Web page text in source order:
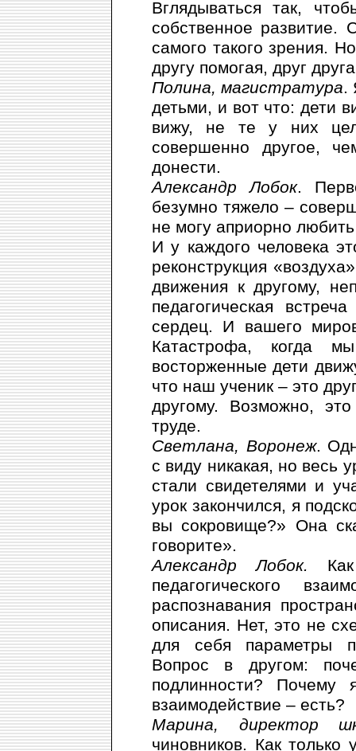
Вглядываться так,
собственное развитие.
самого такого зрения.
другу помогая, друг
Полина, магистратура.
детьми, и вот что: дети
вижу, не те у них
совершенно другое,
донести.
Александр Лобок.
безумно тяжело –
не могу априорно
И у каждого человека
реконструкция
движения к другому,
педагогическая
сердец. И вашего
Катастрофа, когда
восторженные дети
что наш ученик – это
другому. Возможно,
труде.
Светлана, Воронеж.
с виду никакая, но весь
стали свидетелями и
урок закончился, я
вы сокровище?» Она
говорите».
Александр Лобок. Как
педагогического
распознавания
описания. Нет, это не
для себя параметры
Вопрос в другом:
подлинности? Почему
взаимодействие – есть?
Марина, директор
чиновников. Как только